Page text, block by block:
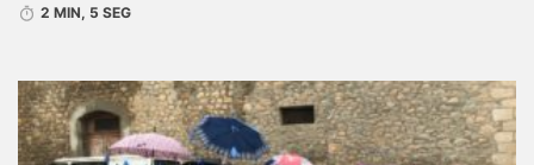
2 MIN, 5 SEG